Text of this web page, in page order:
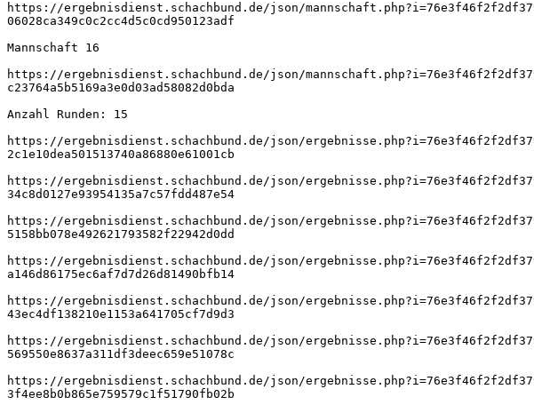
https://ergebnisdienst.schachbund.de/json/
06028ca349c0c2cc4d5c0cd950123adf
Mannschaft 16
https://ergebnisdienst.schachbund.de/json/
c23764a5b5169a3e0d03ad58082d0bda
Anzahl Runden: 15
https://ergebnisdienst.schachbund.de/json/
2c1e10dea501513740a86880e61001cb
https://ergebnisdienst.schachbund.de/json/
34c8d0127e93954135a7c57fdd487e54
https://ergebnisdienst.schachbund.de/json/
5158bb078e492621793582f22942d0dd
https://ergebnisdienst.schachbund.de/json/
a146d86175ec6af7d7d26d81490bfb14
https://ergebnisdienst.schachbund.de/json/
43ec4df138210e1153a641705cf7d9d3
https://ergebnisdienst.schachbund.de/json/
569550e8637a311df3deec659e51078c
https://ergebnisdienst.schachbund.de/json/
3f4ee8b0b865e759579c1f51790fb02b